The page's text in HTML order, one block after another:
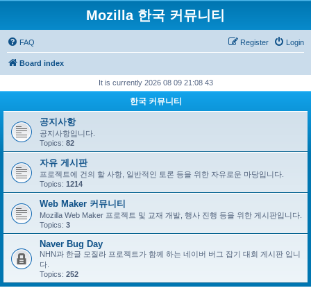
Mozilla 한국 커뮤니티
FAQ Login
Register
Board index
It is currently 2026 08 09 21:08 43
한국 커뮤니티
공지사항
공지사항입니다.
Topics: 82
자유 게시판
프로젝트에 건의 할 사항, 일반적인 토론 등을 위한 자유로운 마당입니다.
Topics: 1214
Web Maker 커뮤니티
Mozilla Web Maker 프로젝트 및 교재 개발, 행사 진행 등을 위한 게시판입니다.
Topics: 3
Naver Bug Day
NHN과 한글 모질라 프로젝트가 함께 하는 네이버 버그 잡기 대회 게시판 입니
다.
Topics: 252